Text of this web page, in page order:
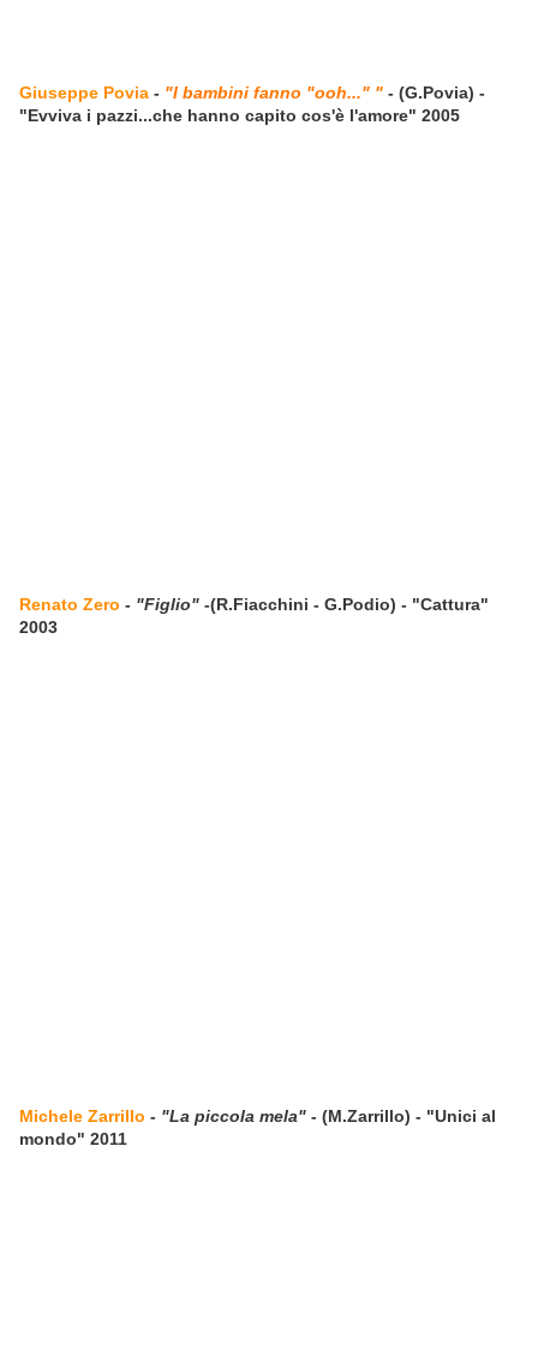
Giuseppe Povia - "I bambini fanno "ooh..." " - (G.Povia) -
"Evviva i pazzi...che hanno capito cos'è l'amore" 2005
Renato Zero - "Figlio" -(R.Fiacchini - G.Podio) - "Cattura"
2003
Michele Zarrillo - "La piccola mela" - (M.Zarrillo) - "Unici al
mondo" 2011